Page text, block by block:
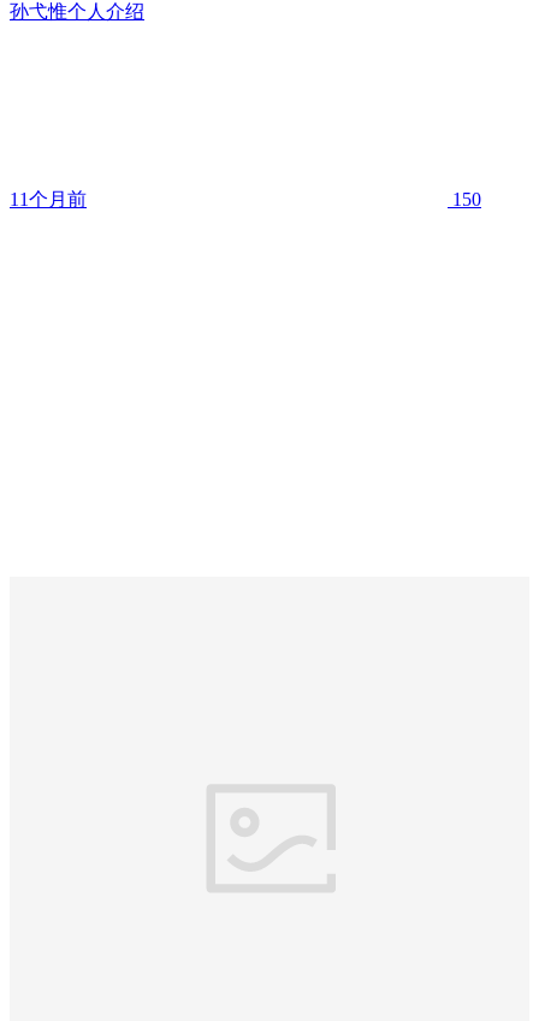
孙弋惟个人介绍
11个月前 150